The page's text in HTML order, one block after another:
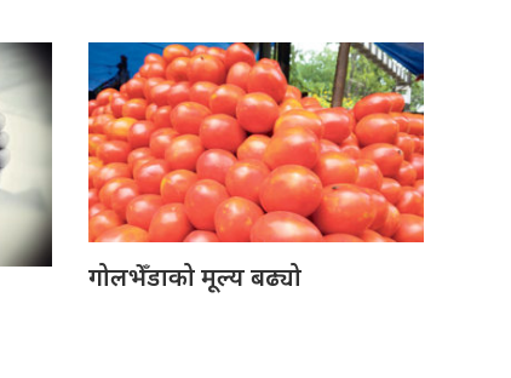
गोलभेँडाको मूल्य बढ्यो